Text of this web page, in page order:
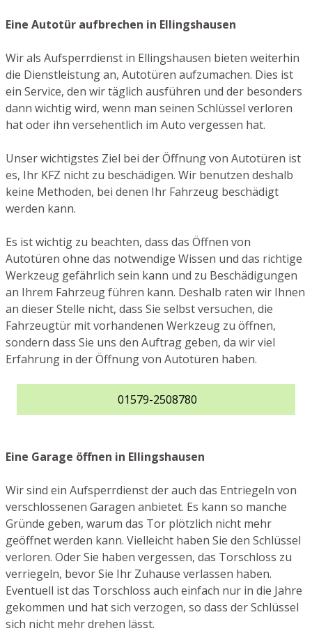
Eine Autotür aufbrechen in Ellingshausen
Wir als Aufsperrdienst in Ellingshausen bieten weiterhin
die Dienstleistung an, Autotüren aufzumachen. Dies ist
ein Service, den wir täglich ausführen und der besonders
dann wichtig wird, wenn man seinen Schlüssel verloren
hat oder ihn versehentlich im Auto vergessen hat.
Unser wichtigstes Ziel bei der Öffnung von Autotüren ist
es, Ihr KFZ nicht zu beschädigen. Wir benutzen deshalb
keine Methoden, bei denen Ihr Fahrzeug beschädigt
werden kann.
Es ist wichtig zu beachten, dass das Öffnen von
Autotüren ohne das notwendige Wissen und das richtige
Werkzeug gefährlich sein kann und zu Beschädigungen
an Ihrem Fahrzeug führen kann. Deshalb raten wir Ihnen
an dieser Stelle nicht, dass Sie selbst versuchen, die
Fahrzeugtür mit vorhandenen Werkzeug zu öffnen,
sondern dass Sie uns den Auftrag geben, da wir viel
Erfahrung in der Öffnung von Autotüren haben.
01579-2508780
Eine Garage öffnen in Ellingshausen
Wir sind ein Aufsperrdienst der auch das Entriegeln von
verschlossenen Garagen anbietet. Es kann so manche
Gründe geben, warum das Tor plötzlich nicht mehr
geöffnet werden kann. Vielleicht haben Sie den Schlüssel
verloren. Oder Sie haben vergessen, das Torschloss zu
verriegeln, bevor Sie Ihr Zuhause verlassen haben.
Eventuell ist das Torschloss auch einfach nur in die Jahre
gekommen und hat sich verzogen, so dass der Schlüssel
sich nicht mehr drehen lässt.